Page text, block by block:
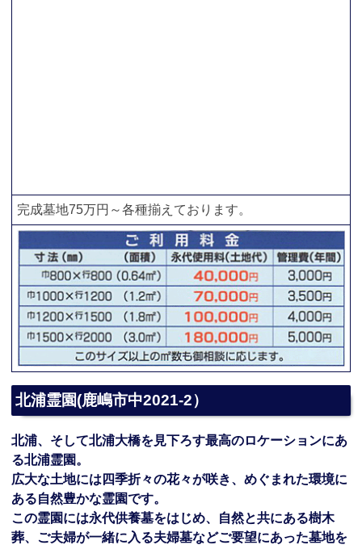
完成墓地75万円～各種揃えております。
北浦霊園(鹿嶋市中2021-2）
北浦、そして北浦大橋を見下ろす最高のロケーションにあ
る北浦霊園。
広大な土地には四季折々の花々が咲き、めぐまれた環境に
ある自然豊かな霊園です。
この霊園には永代供養墓をはじめ、自然と共にある樹木
葬、ご夫婦が一緒に入る夫婦墓などご要望にあった墓地を